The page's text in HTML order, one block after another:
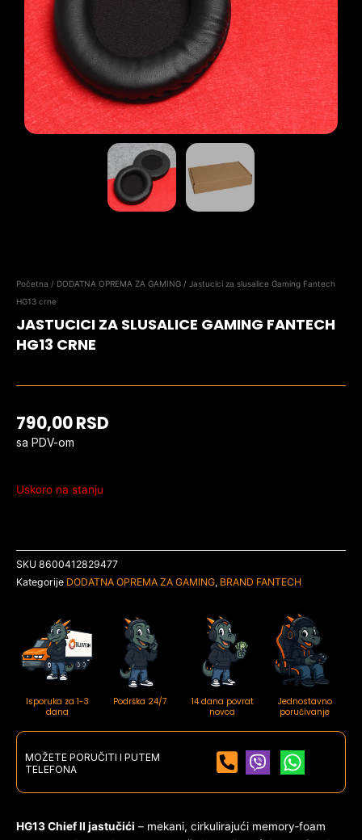
Početna / DODATNA OPREMA ZA GAMING / Jastucici za slusalice Gaming Fantech
HG13 crne
JASTUCICI ZA SLUSALICE GAMING FANTECH
HG13 CRNE
790,00RSD
sa PDV-om
Uskoro na stanju
SKU 8600412829477
Kategorije DODATNA OPREMA ZA GAMING, BRAND FANTECH
Isporuka za 1-3
dana
Podrška 24/7
14 dana povrat
novca
Jednostavno
poručivanje
MOŽETE PORUČITI I PUTEM
TELEFONA
HG13 Chief II jastučići – mekani, cirkulirajući memory‑foam